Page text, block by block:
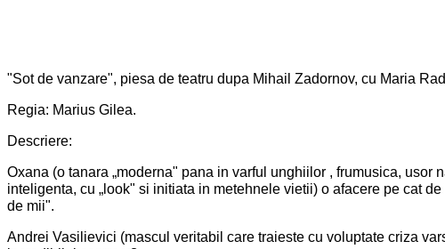
"Sot de vanzare", piesa de teatru dupa Mihail Zadornov, cu Maria
Regia: Marius Gilea.
Descriere:
Oxana (o tanara „moderna" pana in varful unghiilor , frumusica,
inteligenta, cu „look" si initiata in metehnele vietii) o afacere pe cat
de mii".
Andrei Vasilievici (mascul veritabil care traieste cu voluptate criza